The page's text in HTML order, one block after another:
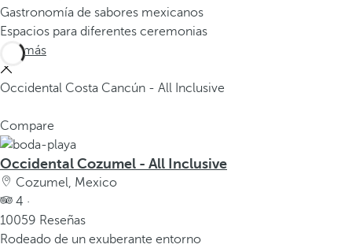
Gastronomía de sabores mexicanos
Espacios para diferentes ceremonias
Ver más
Occidental Costa Cancún - All Inclusive
Compare
Occidental Cozumel - All Inclusive
Cozumel, Mexico
4 ·
10059 Reseñas
Rodeado de un exuberante entorno